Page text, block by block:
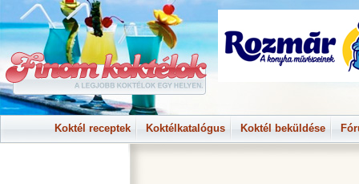
Koktél receptek Koktélkatalógus Koktél beküldése